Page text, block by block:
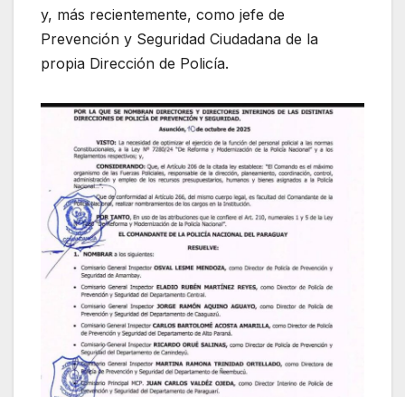
y, más recientemente, como jefe de
Prevención y Seguridad Ciudadana de la
propia Dirección de Policía.